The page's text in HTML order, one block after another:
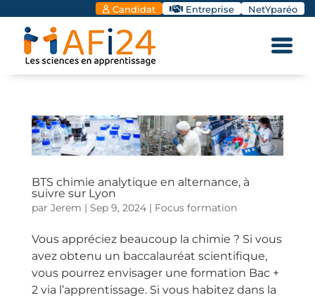
Candidat Entreprise NetYparéo
BTS chimie analytique en alternance, à
suivre sur Lyon
par Jerem | Sep 9, 2024| Focus formation
Vous appréciez beaucoup la chimie ? Si vous
avez obtenu un baccalauréat scientifique,
vous pourrez envisager une formation Bac +
2 via l’apprentissage. Si vous habitez dans la